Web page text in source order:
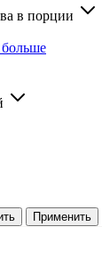
в порции
Применить